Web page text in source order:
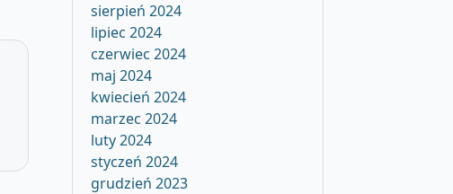
sierpień 2024
lipiec 2024
czerwiec 2024
maj 2024
kwiecień 2024
marzec 2024
luty 2024
styczeń 2024
grudzień 2023